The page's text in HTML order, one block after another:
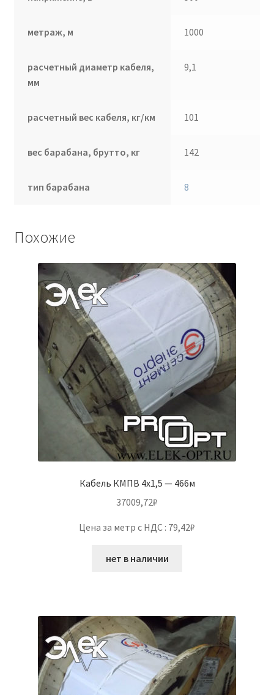
метраж, м 1000
расчетный диаметр кабеля,
мм
9,1
расчетный вес кабеля, кг/км 101
вес барабана, брутто, кг 142
тип барабана 8
Похожие
Кабель КМПВ 4х1,5 — 466м
37009,72₽
Цена за метр с НДС : 79,42₽
нет в наличии